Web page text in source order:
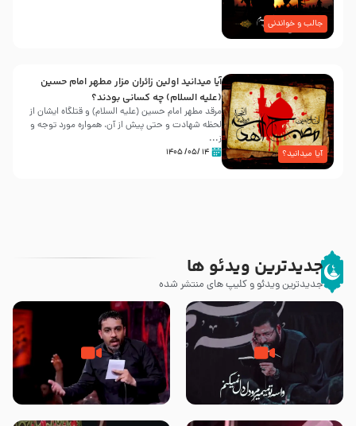
جالب و خواندنی
آیا میدانید؟
آیا میدانید اولین زائران مزار مطهر امام حسین
(علیه السلام) چه کسانی بودند؟
مرقد مطهر امام حسین (علیه السلام) و قتلگاه ایشان از
لحظه شهادت و حتی پیش از آن، همواره مورد توجه و
ز...
۱۴ /۰۵/ ۱۴۰۵
جدیدترین ویدئو ها
جدیدترین ویدئو و کلیپ های منتشر شده
مصداق کربلا – حاج حسین سیب
سرخی
شور ، حسینا! به‌ حق زهرا «أُنْظُرْ
إِلَینا» – عزاداری شب هفتم ماه